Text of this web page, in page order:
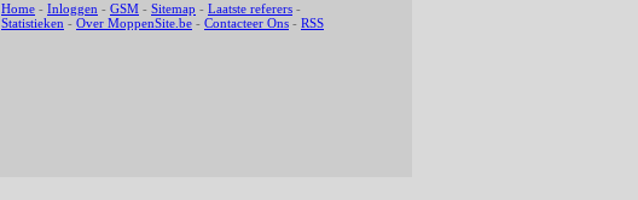
Home - Inloggen - GSM - Sitemap - Laatste referers -
Statistieken - Over MoppenSite.be - Contacteer Ons - RSS